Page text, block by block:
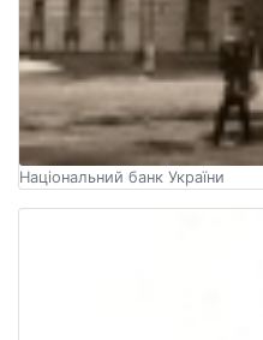
Національний банк України